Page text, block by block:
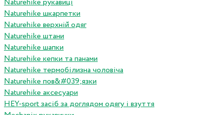
Naturehike рукавиці
Naturehike шкарпетки
Naturehike верхній одяг
Naturehike штани
Naturehike шапки
Naturehike кепки та панами
Naturehike термобілизна чоловіча
Naturehike пов&#039;язки
Naturehike аксесуари
HEY-sport засіб за доглядом одягу і взуття